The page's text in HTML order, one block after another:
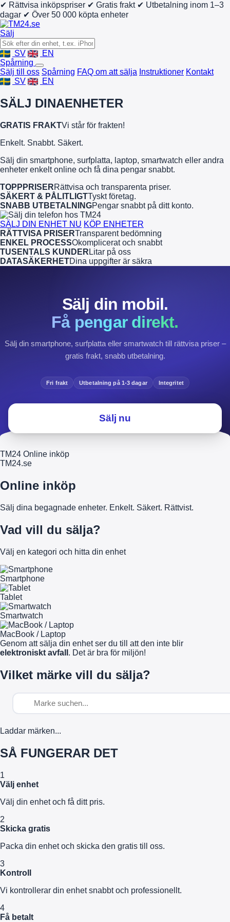
✔ Rättvisa inköpspriser ✔ Gratis frakt ✔ Utbetalning inom 1–3
dagar ✔ Över 50 000 köpta enheter
Sälj
SV
EN
Spårning
Sälj till oss Spårning FAQ om att sälja Instruktioner Kontakt
SV
EN
SÄLJ DINAENHETER
GRATIS FRAKTVi står för frakten!
Enkelt. Snabbt. Säkert.
Sälj din smartphone, surfplatta, laptop, smartwatch eller andra
enheter enkelt online och få dina pengar snabbt.
TOPPPRISERRättvisa och transparenta priser.
SÄKERT & PÅLITLIGTTyskt företag.
SNABB UTBETALNINGPengar snabbt på ditt konto.
SÄLJ DIN ENHET NU KÖP ENHETER
RÄTTVISA PRISERTransparent bedömning
ENKEL PROCESSOkomplicerat och snabbt
TUSENTALS KUNDER Litar på oss
DATASÄKERHETDina uppgifter är säkra
Sälj din mobil.
Få pengar direkt.
Sälj din smartphone, surfplatta eller smartwatch till rättvisa priser –
gratis frakt, snabb utbetalning.
Fri frakt Utbetalning på 1-3 dagar Integritet
Sälj nu
TM24 Online inköp
TM24.se
Online inköp
Sälj dina begagnade enheter. Enkelt. Säkert. Rättvist.
Vad vill du sälja?
Välj en kategori och hitta din enhet
Smartphone
Tablet
Smartwatch
MacBook / Laptop
Genom att sälja din enhet ser du till att den inte blir
elektroniskt avfall . Det är bra för miljön!
Vilket märke vill du sälja?
Laddar märken...
SÅ FUNGERAR DET
1
Välj enhet
Välj din enhet och få ditt pris.
2
Skicka gratis
Packa din enhet och skicka den gratis till oss.
3
Kontroll
Vi kontrollerar din enhet snabbt och professionellt.
4
Få betalt